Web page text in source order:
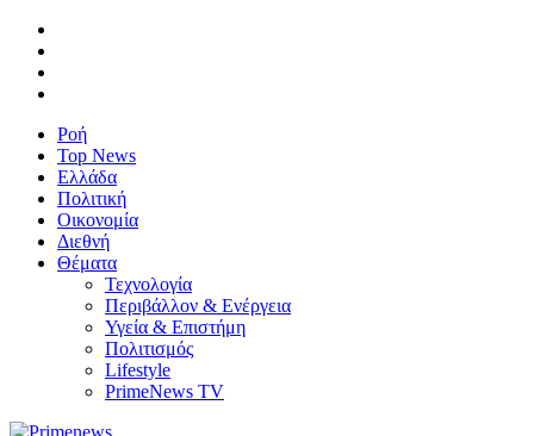
Ροή
Top News
Ελλάδα
Πολιτική
Οικονομία
Διεθνή
Θέματα
Τεχνολογία
Περιβάλλον & Ενέργεια
Υγεία & Επιστήμη
Πολιτισμός
Lifestyle
PrimeNews TV